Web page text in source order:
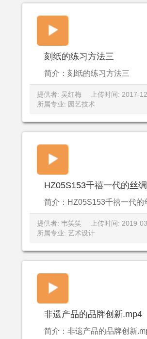
刻纸的练习方法三
简介：刻纸的练习方法三
提供者: 吴红梅
上传时间: 2017-
所属专业: 园艺技术
HZ05S153千禧一代的丝
简介：HZ05S153千禧一代的
提供者: 韦笑笑
上传时间: 2019-
所属专业: 艺术设计
非遗产品的品牌创新.mp4
简介：非遗产品的品牌创新